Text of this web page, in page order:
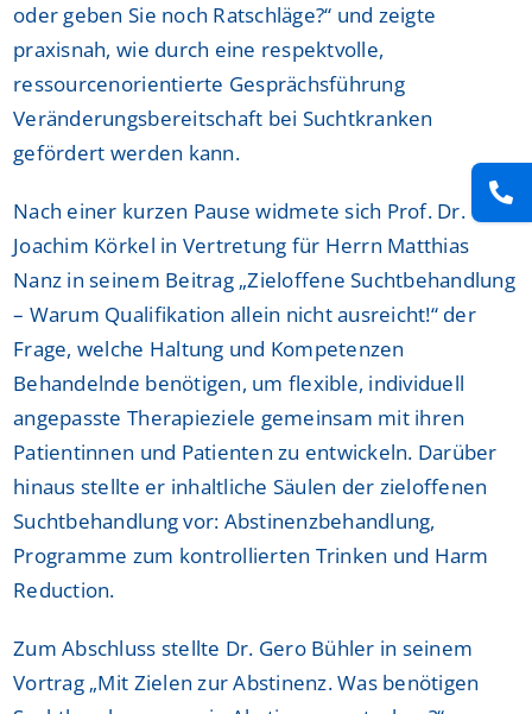
oder geben Sie noch Ratschläge?“ und zeigte
praxisnah, wie durch eine respektvolle,
ressourcenorientierte Gesprächsführung
Veränderungsbereitschaft bei Suchtkranken
gefördert werden kann.
Nach einer kurzen Pause widmete sich Prof. Dr.
Joachim Körkel in Vertretung für Herrn Matthias
Nanz in seinem Beitrag „Zieloffene Suchtbehandlung
– Warum Qualifikation allein nicht ausreicht!“ der
Frage, welche Haltung und Kompetenzen
Behandelnde benötigen, um flexible, individuell
angepasste Therapieziele gemeinsam mit ihren
Patientinnen und Patienten zu entwickeln. Darüber
hinaus stellte er inhaltliche Säulen der zieloffenen
Suchtbehandlung vor: Abstinenzbehandlung,
Programme zum kontrollierten Trinken und Harm
Reduction.
Zum Abschluss stellte Dr. Gero Bühler in seinem
Vortrag „Mit Zielen zur Abstinenz. Was benötigen